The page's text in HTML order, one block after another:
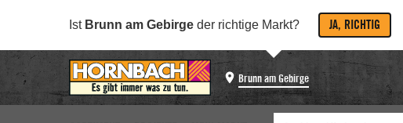
Ist Brunn am Gebirge der richtige Markt? JA, RICHTIG
Brunn am Gebirge